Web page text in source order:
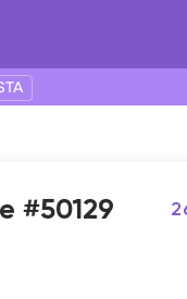
#50129